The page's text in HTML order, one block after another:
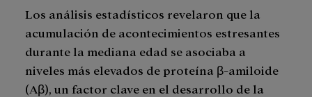
Los análisis estadísticos revelaron que la
acumulación de acontecimientos estresantes
durante la mediana edad se asociaba a
niveles más elevados de proteína β-amiloide
(Aβ), un factor clave en el desarrollo de la